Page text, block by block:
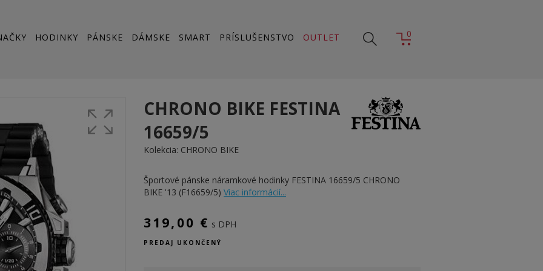
HODINKY PÁNSKE DÁMSKE SMART PRÍSLUŠENSTVO OUTLET 0
CHRONO BIKE FESTINA
16659/5
Kolekcia: CHRONO BIKE
Športové pánske náramkové hodinky FESTINA 16659/5 CHRONO
BIKE '13 (F16659/5) Viac informácií...
319,00 € s DPH
PREDAJ UKONČENÝ